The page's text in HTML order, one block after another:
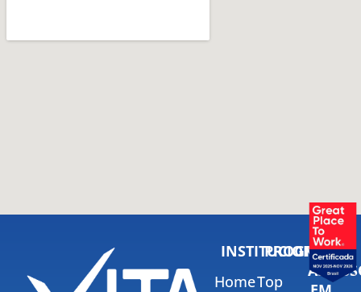
INSTITUCIONAL
Home
PROGRAMAS
Top
VITA